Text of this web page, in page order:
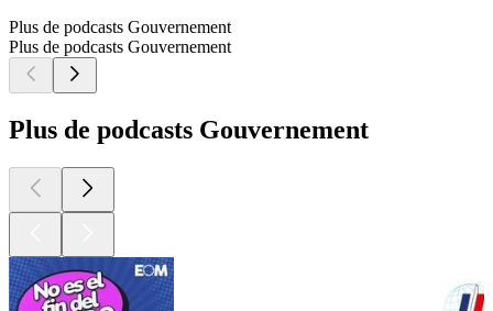
Plus de podcasts Gouvernement
Plus de podcasts Gouvernement
Plus de podcasts Gouvernement